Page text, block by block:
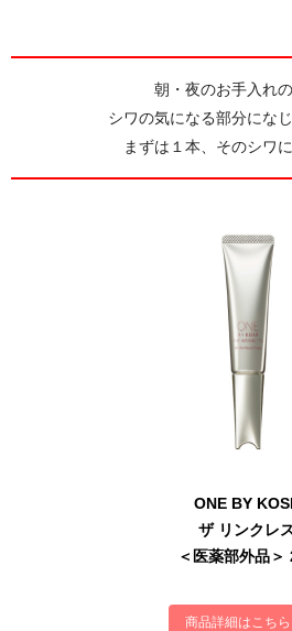
朝・夜のお手入れ
シワの気になる部分にな
まずは１本、そのシワ
ONE BY
ザ リンクレ
＜医薬部外品＞
商品詳細はこちら